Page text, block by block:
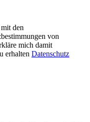
den
von
mich damit
erhalten Datenschutz